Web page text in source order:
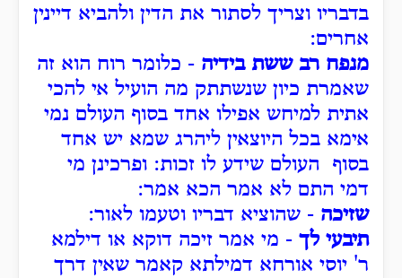
בדבריו וצריך לסתור את הדין ולהביא דיינין
אחרים:
מנפח רב ששת בידיה - כלומר רוח הוא זה
שאמרת כיון שנשתתק מה הועיל אי להכי
אתית למיחש אפילו אחד בסוף העולם נמי
אימא בכל היוצאין ליהרג שמא יש אחד
בסוף העולם שידע לו זכות: ופרכינן מי
דמי התם לא אמר הכא אמר:
שזיכה - שהוציא דבריו וטעמו לאור:
תיבעי לך - מי אמר זיכה דוקא או דילמא
ר' יוסי אורחא דמילתא קאמר שאין דרך